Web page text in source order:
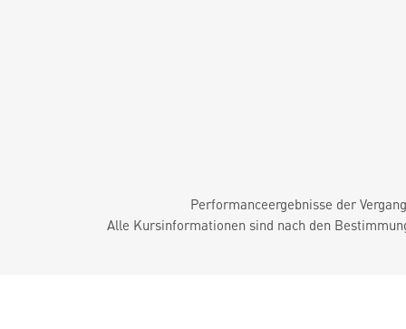
Performanceergebnisse der
Alle Kursinformationen sind nach den